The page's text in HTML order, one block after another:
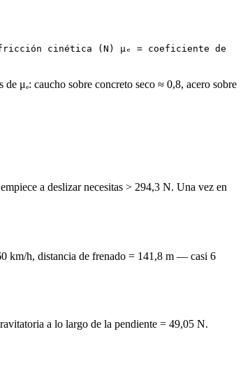
cinética (N) μₑ = coeficiente de
μₑ: caucho sobre concreto seco ≈ 0,8, acero sobre
a deslizar necesitas > 294,3 N. Una vez en
km/h, distancia de frenado = 141,8 m — casi 6
a lo largo de la pendiente = 49,05 N.